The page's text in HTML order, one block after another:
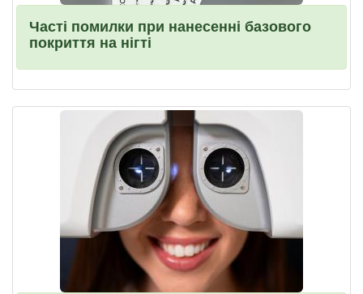
Часті помилки при нанесенні базового
покриття на нігті